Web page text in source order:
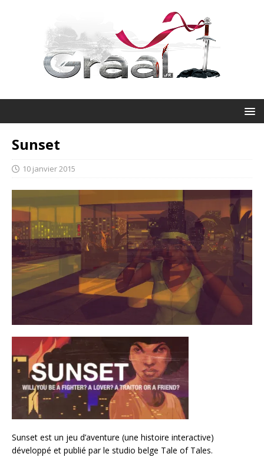
Sunset
10 janvier 2015
Sunset est un jeu d’aventure (une histoire interactive)
développé et publié par le studio belge Tale of Tales.